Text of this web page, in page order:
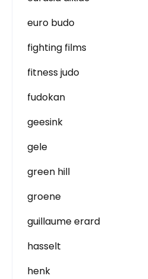
euro budo
fighting films
fitness judo
fudokan
geesink
gele
green hill
groene
guillaume erard
hasselt
henk